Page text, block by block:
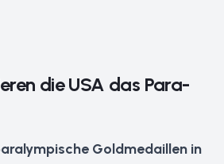
die USA das Para-
Goldmedaillen in